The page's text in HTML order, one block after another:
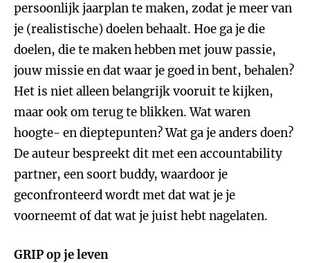
persoonlijk jaarplan te maken, zodat je meer van
je (realistische) doelen behaalt. Hoe ga je die
doelen, die te maken hebben met jouw passie,
jouw missie en dat waar je goed in bent, behalen?
Het is niet alleen belangrijk vooruit te kijken,
maar ook om terug te blikken. Wat waren
hoogte- en dieptepunten? Wat ga je anders doen?
De auteur bespreekt dit met een accountability
partner, een soort buddy, waardoor je
geconfronteerd wordt met dat wat je je
voorneemt of dat wat je juist hebt nagelaten.
GRIP op je leven